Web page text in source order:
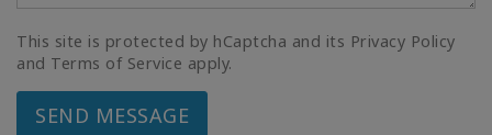
This site is protected by hCaptcha and its Privacy Policy
and Terms of Service apply.
SEND MESSAGE